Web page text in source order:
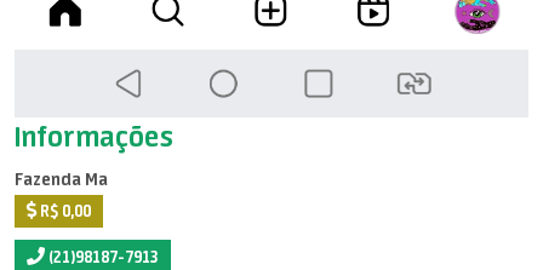
Informações
Fazenda Ma
R$ 0,00
(21)98187-7913